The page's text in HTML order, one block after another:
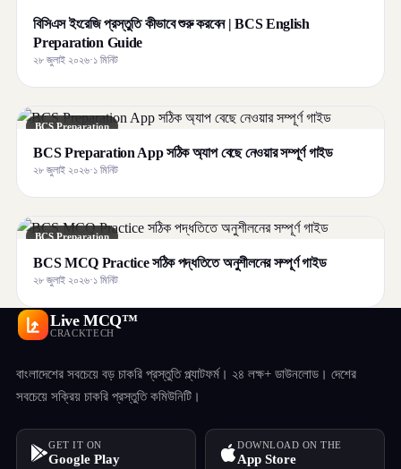
বিসিএস ইংরেজি প্রস্তুতি কীভাবে শুরু করবেন | BCS English
Preparation Guide
২৮ জুলাই ২০২৬·১ মিনিট
BCS Preparation
BCS Preparation App সঠিক অ্যাপ বেছে নেওয়ার সম্পূর্ণ গাইড
২৮ জুলাই ২০২৬·১ মিনিট
BCS Preparation
BCS MCQ Practice সঠিক পদ্ধতিতে অনুশীলনের সম্পূর্ণ গাইড
২৮ জুলাই ২০২৬·১ মিনিট
Live MCQ™
CRACKTECH
বাংলাদেশের সবচেয়ে বড় চাকরি প্রস্তুতি প্ল্যাটফর্ম। ২৪ লক্ষ+ ডাউনলোড। দেশের
সবচেয়ে সক্রিয় চাকরি প্রস্তুতি কমিউনিটি।
GET IT ON
Google Play
DOWNLOAD ON THE
App Store